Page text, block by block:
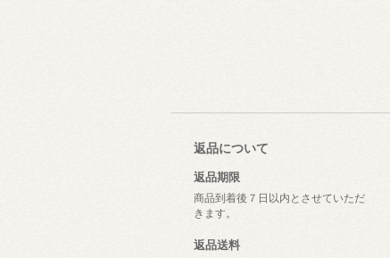
返品について
返品期限
商品到着後７日以内とさせていただ
きます。
返品送料